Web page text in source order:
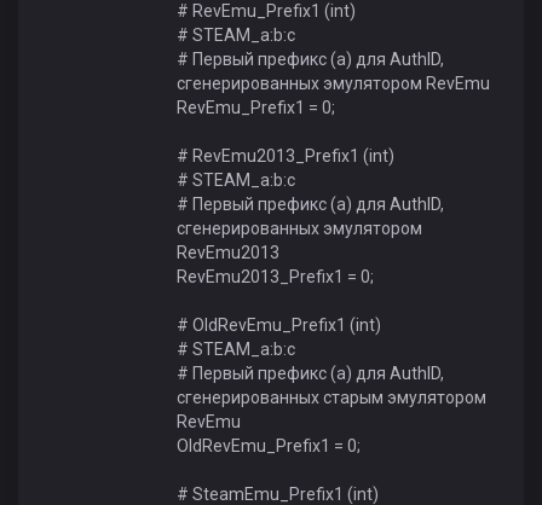
# RevEmu_Prefix1 (int)
# STEAM_a:b:c
# Первый префикс (a) для AuthID,
сгенерированных эмулятором RevEmu
RevEmu_Prefix1 = 0;
# RevEmu2013_Prefix1 (int)
# STEAM_a:b:c
# Первый префикс (a) для AuthID,
сгенерированных эмулятором
RevEmu2013
RevEmu2013_Prefix1 = 0;
# OldRevEmu_Prefix1 (int)
# STEAM_a:b:c
# Первый префикс (a) для AuthID,
сгенерированных старым эмулятором
RevEmu
OldRevEmu_Prefix1 = 0;
# SteamEmu_Prefix1 (int)